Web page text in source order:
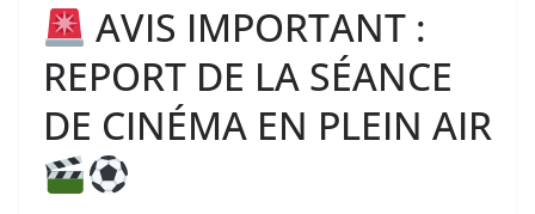
AVIS IMPORTANT :
REPORT DE LA SÉANCE
DE CINÉMA EN PLEIN AIR